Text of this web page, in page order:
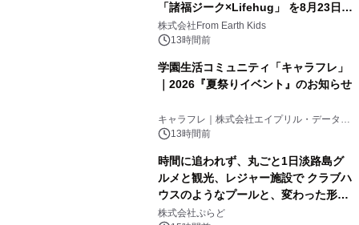
「諸福ジーク×Lifehug」 を8月23日
(日)開催
株式会社From Earth Kids
13時間前
学園生活コミュニティ「キャラフレ」
｜2026『夏祭りイベント』のお知らせ
キャラフレ｜株式会社エイプリル・データ・
デザインズ
13時間前
時間に追われず、丸ごと1日淡路島グ
ルメと観光、レジャー施設で クラブハ
ウスのようなプールと、変わった形の
サウナも 「THE BOXY AWAJI」のお
株式会社ぷらど